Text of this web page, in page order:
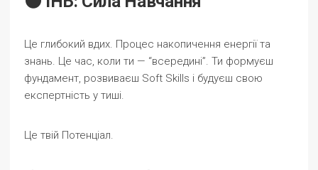
Це глибокий вдих. Процес накопичення енергії та
знань. Це час, коли ти — “всередині”. Ти формуєш
фундамент, розвиваєш Soft Skills і будуєш свою
експертність у тиші.
Це твій Потенціал.